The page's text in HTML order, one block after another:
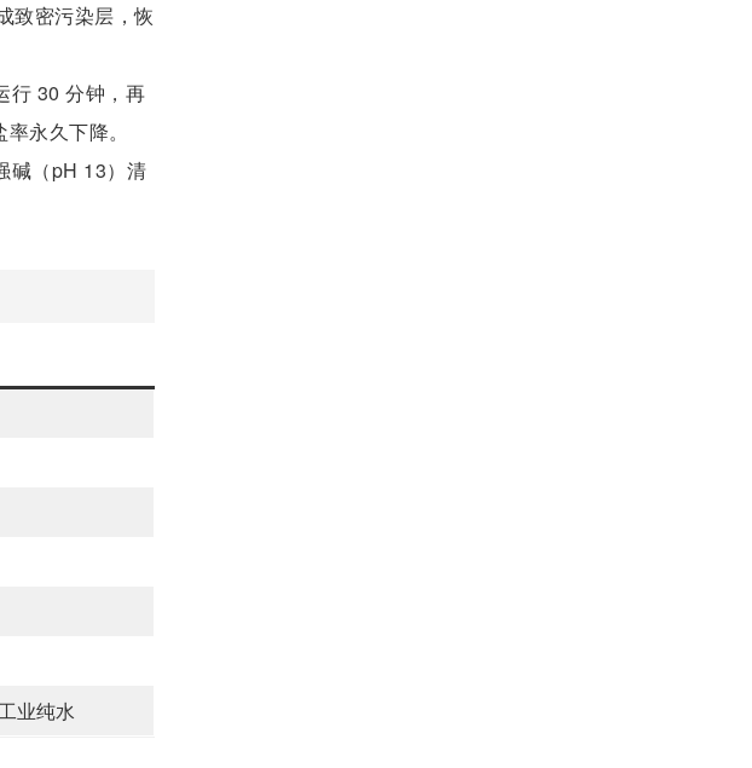
致密污染层，恢
行 30 分钟，再
永久下降。
碱（pH 13）清
业纯水